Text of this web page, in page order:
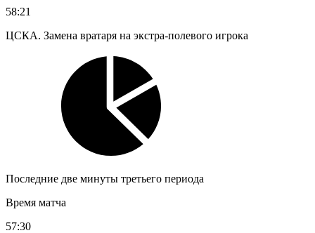
58:21
ЦСКА. Замена вратаря на экстра-полевого игрока
Последние две минуты третьего периода
Время матча
57:30